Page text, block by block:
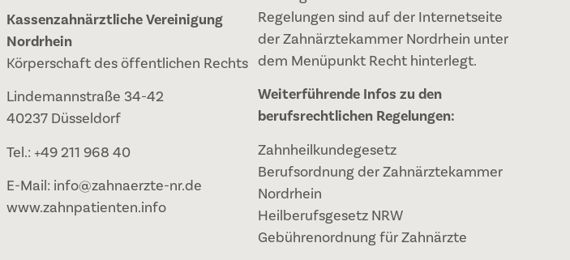
Kassenzahnärztliche Vereinigung
Nordrhein
Körperschaft des öffentlichen Rechts
Lindemannstraße 34-42
40237 Düsseldorf
Tel.: +49 211 968 40
E-Mail: info@zahnaerzte-nr.de
www.zahnpatienten.info
Regelungen sind auf der Internetseite
der Zahnärztekammer Nordrhein unter
dem Menüpunkt Recht hinterlegt.
Weiterführende Infos zu den
berufsrechtlichen Regelungen:
Zahnheilkundegesetz
Berufsordnung der Zahnärztekammer
Nordrhein
Heilberufsgesetz NRW
Gebührenordnung für Zahnärzte